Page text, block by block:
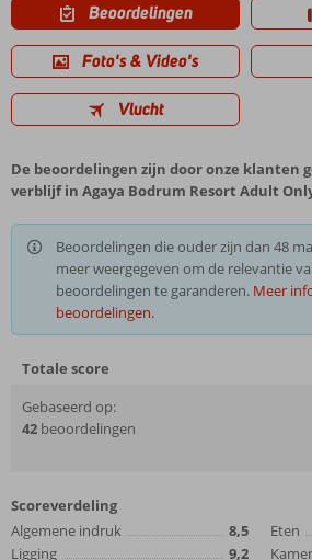
Beoordelingen
Foto's & Video's
Vlucht
De beoordelingen zijn door onze klanten
verblijf in Agaya Bodrum Resort Adult
Beoordelingen die ouder zijn dan 48
meer weergegeven om de relevantie
beoordelingen te garanderen. Meer
beoordelingen.
Totale score
Gebaseerd op:
42 beoordelingen
Scoreverdeling
Algemene indruk
8,5
Ligging
9,2
Eten